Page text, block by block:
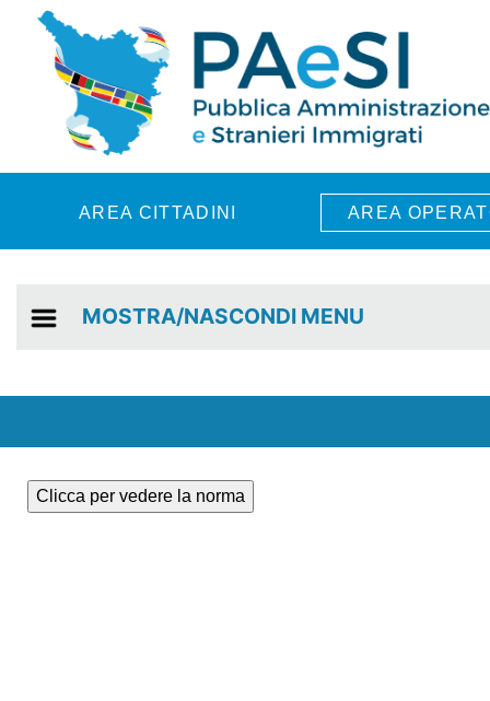
Skip to main content
AREA CITTADINI AREA
MOSTRA/NASCONDI MENU
Clicca per vedere la norma